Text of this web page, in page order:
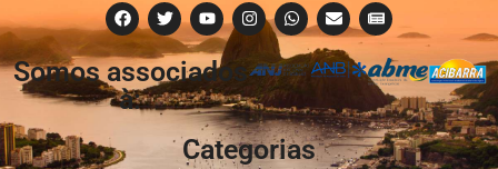
Somos associados
à:
Categorias